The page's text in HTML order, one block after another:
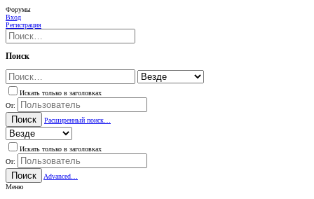
Форумы
Вход
Регистрация
Поиск
Искать только в заголовках
От:
Поиск Расширенный поиск…
Искать только в заголовках
От:
Поиск
Advanced…
Меню